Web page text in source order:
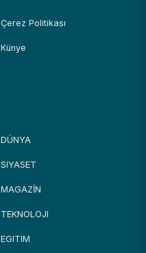
Çerez Politikası
Künye
DÜNYA
SIYASET
MAGAZİN
TEKNOLOJI
EGITIM